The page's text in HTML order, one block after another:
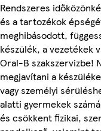
Rendszeres
és a tartozékok
meghibásodott,
készülék, a vezetékek
Oral-B szakszervizbe!
megjavítani a
vagy személyi
alatti gyermekek
és csökkent fizikai,